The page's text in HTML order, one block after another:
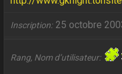
Inscription 25 octobre
Rang, Nom d’utilisateur